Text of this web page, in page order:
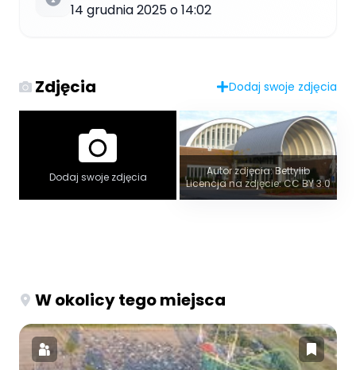
14 grudnia 2025 o 14:02
Zdjęcia Dodaj swoje zdjęcia
Dodaj swoje zdjęcia
Autor zdjęcia: Bettylib
Licencja na zdjęcie: CC BY 3.0
W okolicy tego miejsca